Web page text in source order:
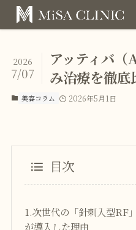
アッティバ
み治療を徹底
2026
7/07
美容コラム 2026年5月1日
目次
1.次世代の「針刺入型RF
が導入した理由